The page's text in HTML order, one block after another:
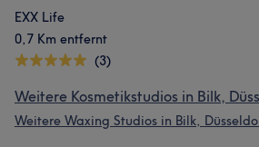
EXX Life
0,7 Km entfernt
(3)
Weitere Kosmetikstudios in Bilk,
Weitere Waxing Studios in Bilk,